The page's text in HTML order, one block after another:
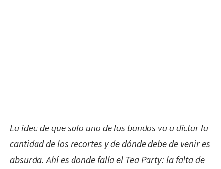
La idea deque solo uno de los bandos va a dictar la
cantidad de los recortes y de dónde debe de venir es
absurda. Ahí es donde falla el Tea Party: la falta de